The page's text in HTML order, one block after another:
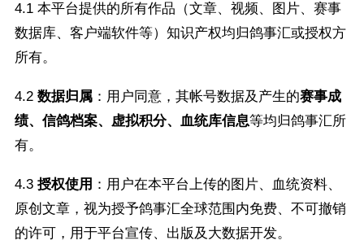
4.1 本平台提供的所有作品（文章、视频、图片、赛事
数据库、客户端软件等）知识产权均归鸽事汇或授权方
所有。
4.2 数据归属：用户同意，其帐号数据及产生的赛事成
绩、信鸽档案、虚拟积分、血统库信息等均归鸽事汇所
有。
4.3 授权使用 ：用户在本平台上传的图片、血统资料、
原创文章，视为授予鸽事汇全球范围内免费、不可撤销
的许可，用于平台宣传、出版及大数据开发。